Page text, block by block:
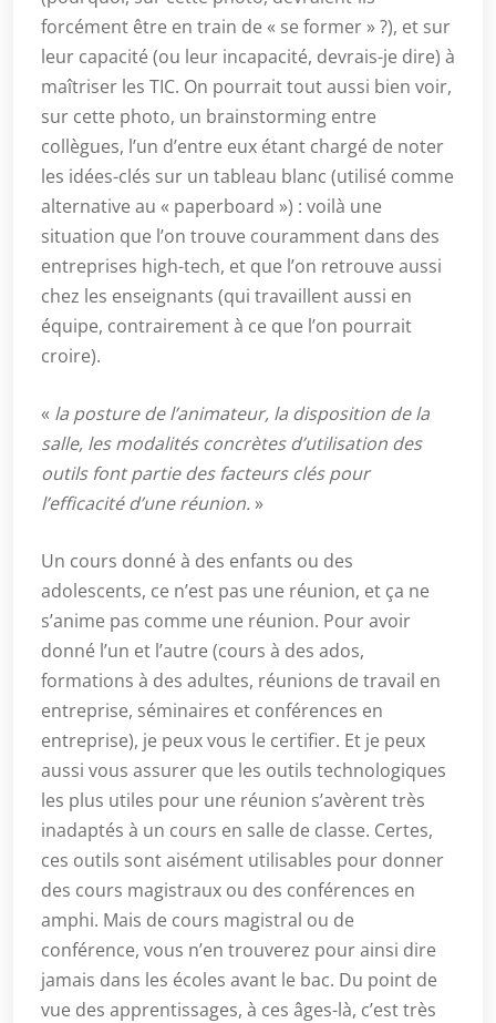
forcément être en train de « se former » ?), et sur
leur capacité (ou leur incapacité, devrais-je dire) à
maîtriser les TIC. On pourrait tout aussi bien voir,
sur cette photo, un brainstorming entre
collègues, l’un d’entre eux étant chargé de noter
les idées-clés sur un tableau blanc (utilisé comme
alternative au « paperboard ») : voilà une
situation que l’on trouve couramment dans des
entreprises high-tech, et que l’on retrouve aussi
chez les enseignants (qui travaillent aussi en
équipe, contrairement à ce que l’on pourrait
croire).
« la posture de l’animateur, la disposition de la
salle, les modalités concrètes d’utilisation des
outils font partie des facteurs clés pour
l’efficacité d’une réunion. »
Un cours donné à des enfants ou des
adolescents, ce n’est pas une réunion, et ça ne
s’anime pas comme une réunion. Pour avoir
donné l’un et l’autre (cours à des ados,
formations à des adultes, réunions de travail en
entreprise, séminaires et conférences en
entreprise), je peux vous le certifier. Et je peux
aussi vous assurer que les outils technologiques
les plus utiles pour une réunion s’avèrent très
inadaptés à un cours en salle de classe. Certes,
ces outils sont aisément utilisables pour donner
des cours magistraux ou des conférences en
amphi. Mais de cours magistral ou de
conférence, vous n’en trouverez pour ainsi dire
jamais dans les écoles avant le bac. Du point de
vue des apprentissages, à ces âges-là, c’est très